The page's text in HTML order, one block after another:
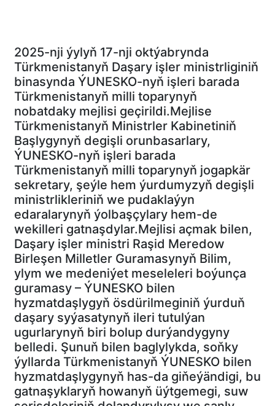
2025-nji ýylyň 17-nji oktýabrynda
Türkmenistanyň Daşary işler ministrliginiň
binasynda ÝUNESKO-nyň işleri barada
Türkmenistanyň milli toparynyň
nobatdaky mejlisi geçirildi.Mejlise
Türkmenistanyň Ministrler Kabinetiniň
Başlygynyň degişli orunbasarlary,
ÝUNESKO-nyň işleri barada
Türkmenistanyň milli toparynyň jogapkär
sekretary, şeýle hem ýurdumyzyň degişli
ministrlikleriniň we pudaklaýyn
edaralarynyň ýolbaşçylary hem-de
wekilleri gatnaşdylar.Mejlisi açmak bilen,
Daşary işler ministri Raşid Meredow
Birleşen Milletler Guramasynyň Bilim,
ylym we medeniýet meseleleri boýunça
guramasy – ÝUNESKO bilen
hyzmatdaşlygyň ösdürilmeginiň ýurduň
daşary syýasatynyň ileri tutulýan
ugurlarynyň biri bolup durýandygyny
belledi. Şunuň bilen baglylykda, soňky
ýyllarda Türkmenistanyň ÝUNESKO bilen
hyzmatdaşlygynyň has-da giňeýändigi, bu
gatnaşyklaryň howanyň üýtgemegi, suw